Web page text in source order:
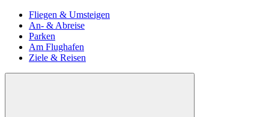
Fliegen & Umsteigen
An- & Abreise
Parken
Am Flughafen
Ziele & Reisen